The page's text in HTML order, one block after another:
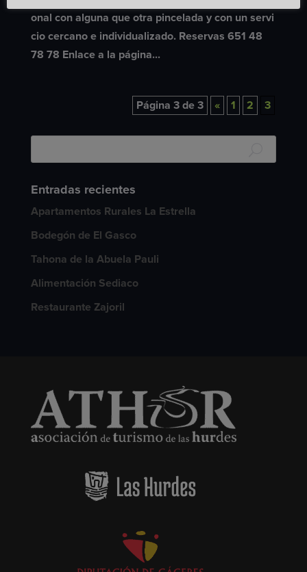
onal con alguna que otra pincelada y con un servi
cio cercano e individualizado. Reservas 651 48
78 78 Enlace a la página...
Página 3 de 3 « 1 2 3
Entradas recientes
Apartamentos Rurales La Estrella
Bodegón de El Gasco
Tahona de la Abuela Pauli
Alimentación Sediaco
Restaurante Zajoril